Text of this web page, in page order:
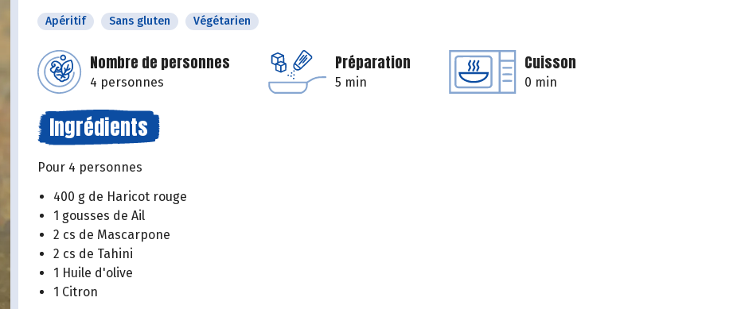
Apéritif Sans gluten Végétarien
Nombre de personnes
4 personnes
Préparation
5 min
Cuisson
0 min
Ingrédients
Pour 4 personnes
400 g de Haricot rouge
1 gousses de Ail
2 cs de Mascarpone
2 cs de Tahini
1 Huile d'olive
1 Citron